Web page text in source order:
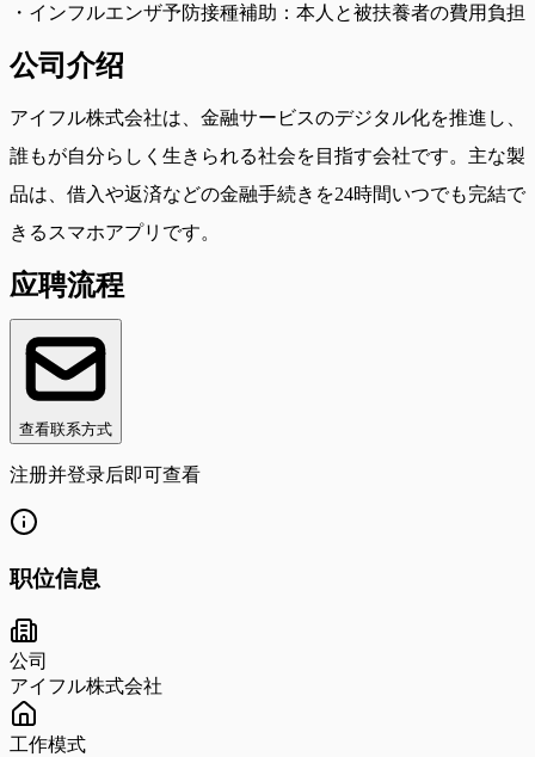
・インフルエンザ予防接種補助：本人と被扶養者の費用負担
公司介绍
アイフル株式会社は、金融サービスのデジタル化を推進し、
誰もが自分らしく生きられる社会を目指す会社です。主な製
品は、借入や返済などの金融手続きを24時間いつでも完結で
きるスマホアプリです。
应聘流程
查看联系方式
注册并登录后即可查看
职位信息
公司
アイフル株式会社
工作模式